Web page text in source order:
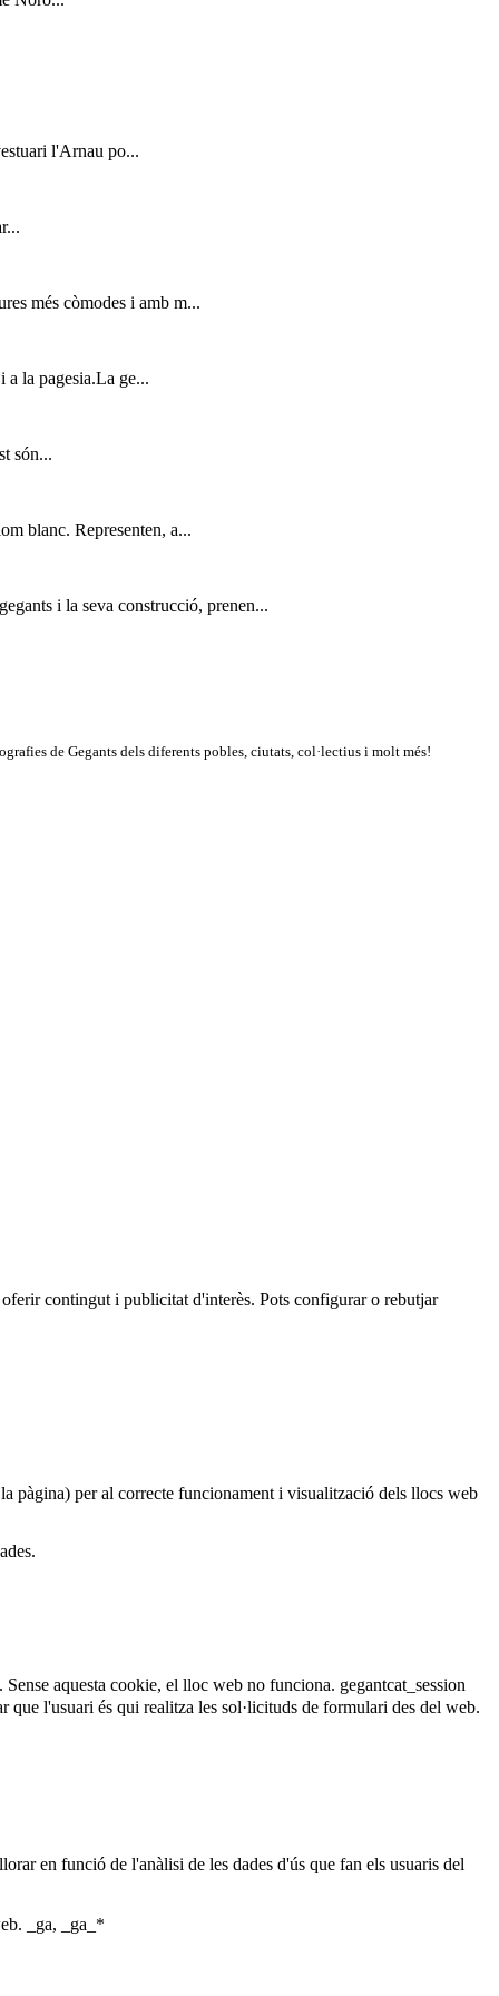
l'Arnau po...
més còmodes i amb m...
a la pagesia.La ge...
són...
blanc. Representen, a...
i la seva construcció, prenen...
de Gegants dels diferents pobles, ciutats, col·lectius i molt més!
contingut i publicitat d'interès. Pots configurar o rebutjar
pàgina) per al correcte funcionament i visualització dels llocs web
aquesta cookie, el lloc web no funciona. gegantcat_session
l'usuari és qui realitza les sol·licituds de formulari des del web.
en funció de l'anàlisi de les dades d'ús que fan els usuaris del
_ga, _ga_*